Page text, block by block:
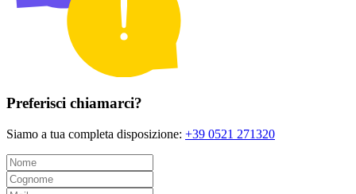
Preferisci chiamarci?
Siamo a tua completa disposizione: +39 0521 271320